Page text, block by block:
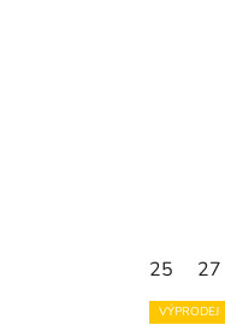
25 27
VÝPRODEJ